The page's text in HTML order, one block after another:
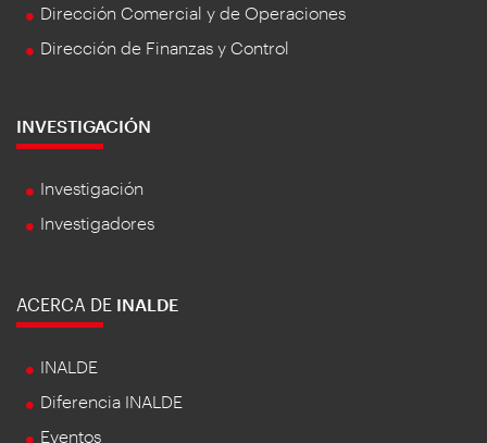
Dirección Comercial y de Operaciones
Dirección de Finanzas y Control
INVESTIGACIÓN
Investigación
Investigadores
ACERCA DE INALDE
INALDE
Diferencia INALDE
Eventos